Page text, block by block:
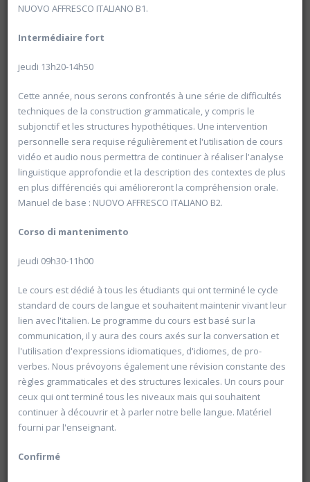
20601 Géopolitique de l'énergie
Louvain-la-Neuve
NUOVO AFFRESCO ITALIANO B1.
Intermédiaire fort
jeudi 13h20-14h50
Cette année, nous serons confrontés à une série de difficultés
techniques de la construction grammaticale, y compris le
subjonctif et les structures hypothétiques. Une intervention
personnelle sera requise régulièrement et l'utilisation de cours
vidéo et audio nous permettra de continuer à réaliser l'analyse
linguistique approfondie et la description des contextes de plus
en plus différenciés qui amélioreront la compréhension orale.
Manuel de base : NUOVO AFFRESCO ITALIANO B2.
Corso di mantenimento
jeudi 09h30-11h00
Le cours est dédié à tous les étudiants qui ont terminé le cycle
standard de cours de langue et souhaitent maintenir vivant leur
lien avec l'italien. Le programme du cours est basé sur la
communication, il y aura des cours axés sur la conversation et
l'utilisation d'expressions idiomatiques, d'idiomes, de pro-
verbes. Nous prévoyons également une révision constante des
règles grammaticales et des structures lexicales. Un cours pour
ceux qui ont terminé tous les niveaux mais qui souhaitent
continuer à découvrir et à parler notre belle langue. Matériel
fourni par l'enseignant.
Confirmé